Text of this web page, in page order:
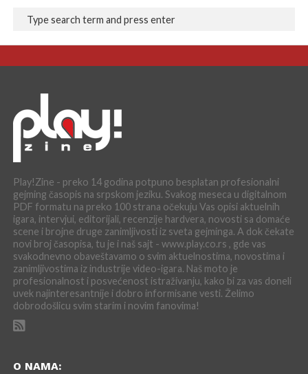
Play!Zine - preko 14 godina potpuno besplatan profesionalni
gejming časopis na srpskom jeziku. Svakog meseca u digitalnom
PDF formatu na preko 100 strana očekuju Vas opisi aktuelnih
igara, intervjui, editorijali, recenzije hardvera, novosti sa domaće
scene i brojne druge zanimljivosti iz sveta gejminga. A dok čekate
novi broj časopisa, tu je i naš sajt - www.play.co.rs , gde vas
svakodnevno obaveštavamo o svim aktuelnostima, novostima i
zanimljivostima iz industrije video-igara. Naš moto je
profesionalnost i posvećenost istraživanju, kako bi za vas doneli
uvek najinteresantnije i dobro informisane vesti. Želimo
dobrodošlicu svim starim i novim fanovima!
O NAMA: